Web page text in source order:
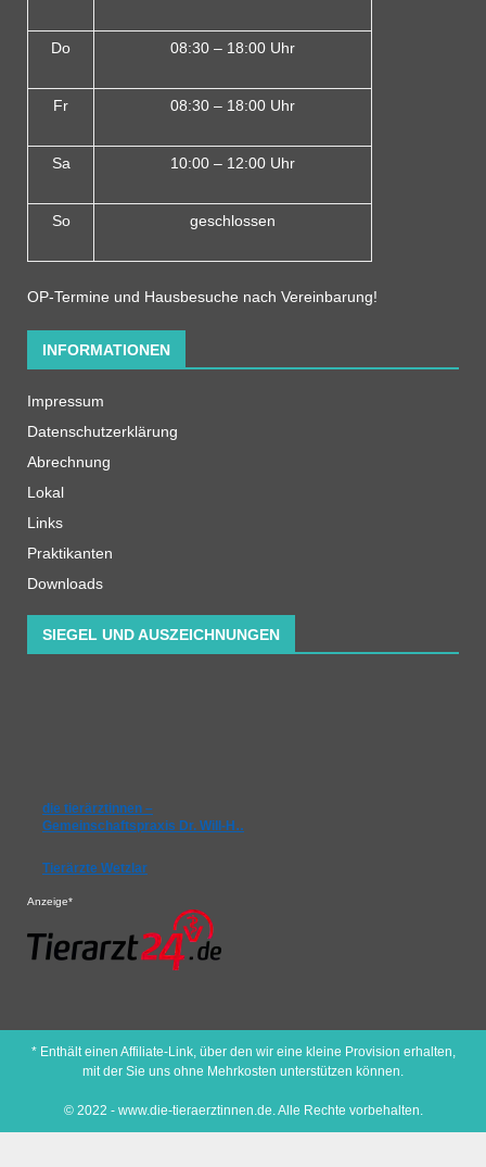
Do 08:30 – 18:00 Uhr
Fr 08:30 – 18:00 Uhr
Sa 10:00 – 12:00 Uhr
So geschlossen
OP-Termine und Hausbesuche nach Vereinbarung!
INFORMATIONEN
Impressum
Datenschutzerklärung
Abrechnung
Lokal
Links
Praktikanten
Downloads
SIEGEL UND AUSZEICHNUNGEN
die tierärztinnen –
Gemeinschaftspraxis Dr. Will-H…
Tierärzte Wetzlar
Anzeige*
* Enthält einen Affiliate-Link, über den wir eine kleine Provision erhalten,
mit der Sie uns ohne Mehrkosten unterstützen können.
© 2022 - www.die-tieraerztinnen.de. Alle Rechte vorbehalten.